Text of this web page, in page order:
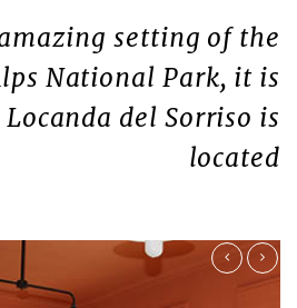
setting of the
National Park, it is
del Sorriso is
located